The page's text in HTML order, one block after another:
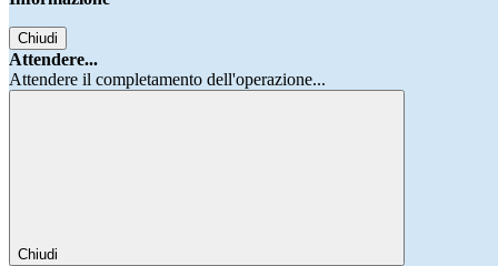
Chiudi
Attendere...
Attendere il completamento dell'operazione...
Chiudi